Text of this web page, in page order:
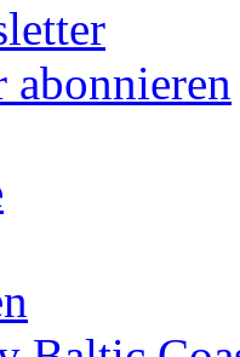
abonnieren